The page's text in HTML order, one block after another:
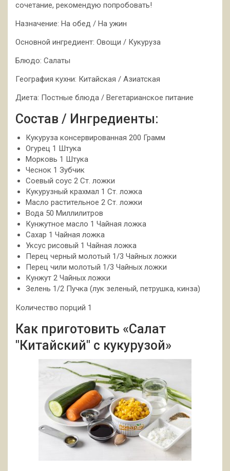
сочетание, рекомендую попробовать!
Назначение: На обед / На ужин
Основной ингредиент: Овощи / Кукуруза
Блюдо: Салаты
География кухни: Китайская / Азиатская
Диета: Постные блюда / Вегетарианское питание
Состав / Ингредиенты:
Кукуруза консервированная 200 Грамм
Огурец 1 Штука
Морковь 1 Штука
Чеснок 1 Зубчик
Соевый соус 2 Ст. ложки
Кукурузный крахмал 1 Ст. ложка
Масло растительное 2 Ст. ложки
Вода 50 Миллилитров
Кунжутное масло 1 Чайная ложка
Сахар 1 Чайная ложка
Уксус рисовый 1 Чайная ложка
Перец черный молотый 1/3 Чайных ложки
Перец чили молотый 1/3 Чайных ложки
Кунжут 2 Чайных ложки
Зелень 1/2 Пучка (лук зеленый, петрушка, кинза)
Количество порций 1
Как приготовить «Салат
"Китайский" с кукурузой»